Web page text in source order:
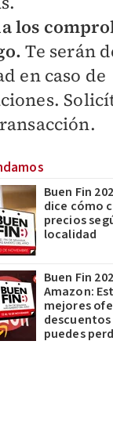
los
Te serán
en caso de
Buen Fin
dice cómo
precios
localidad
Buen Fin
Amazon:
mejores
puedes